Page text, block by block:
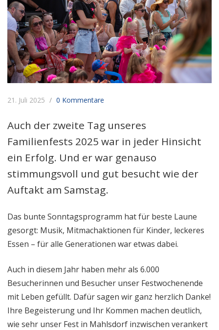
21. Juli 2025 0 Kommentare
Auch der zweite Tag unseres
Familienfests 2025 war in jeder Hinsicht
ein Erfolg. Und er war genauso
stimmungsvoll und gut besucht wie der
Auftakt am Samstag.
Das bunte Sonntagsprogramm hat für beste Laune
gesorgt: Musik, Mitmachaktionen für Kinder, leckeres
Essen – für alle Generationen war etwas dabei.
Auch in diesem Jahr haben mehr als 6.000
Besucherinnen und Besucher unser Festwochenende
mit Leben gefüllt. Dafür sagen wir ganz herzlich Danke!
Ihre Begeisterung und Ihr Kommen machen deutlich,
wie sehr unser Fest in Mahlsdorf inzwischen verankert